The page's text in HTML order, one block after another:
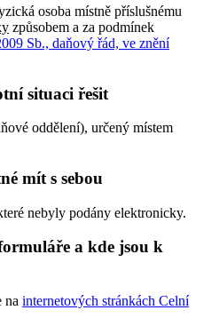
osoba místně příslušnému
způsobem a za podmínek
Sb., daňový řád, ve znění
situaci řešit
oddělení), určený místem
mít s sebou
nebyly podány elektronicky.
a kde jsou k
na internetových stránkách Celní